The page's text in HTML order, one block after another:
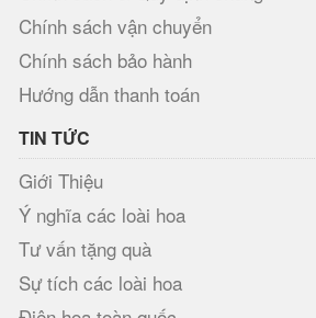
Chính sách vận chuyển
Chính sách bảo hành
Hướng dẫn thanh toán
TIN TỨC
Giới Thiệu
Ý nghĩa các loài hoa
Tư vấn tặng quà
Sự tích các loài hoa